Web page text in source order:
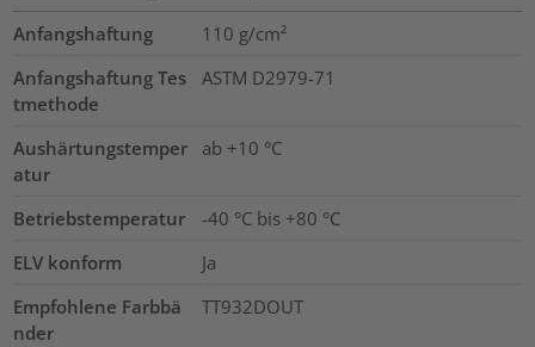
Anfangshaftung 110 g/cm²
Anfangshaftung Tes
tmethode
ASTM D2979-71
Aushärtungstemper
atur
ab +10 °C
Betriebstemperatur
-40 °C bis +80 °C
ELV konform
Ja
Empfohlene Farbbä
nder
TT932DOUT